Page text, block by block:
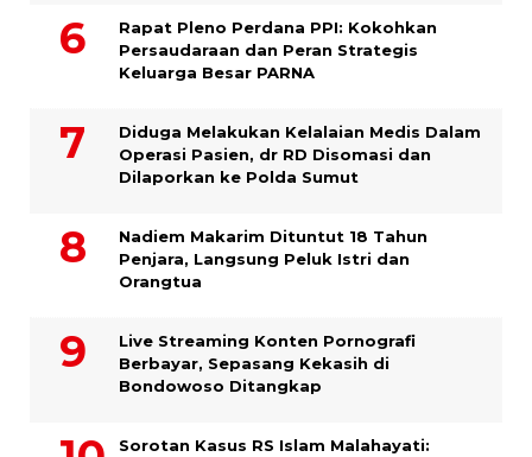
Rapat Pleno Perdana PPI: Kokohkan
Persaudaraan dan Peran Strategis
Keluarga Besar PARNA
Diduga Melakukan Kelalaian Medis Dalam
Operasi Pasien, dr RD Disomasi dan
Dilaporkan ke Polda Sumut
​Nadiem Makarim Dituntut 18 Tahun
Penjara, Langsung Peluk Istri dan
Orangtua
Live Streaming Konten Pornografi
Berbayar, Sepasang Kekasih di
Bondowoso Ditangkap
Sorotan Kasus RS Islam Malahayati: